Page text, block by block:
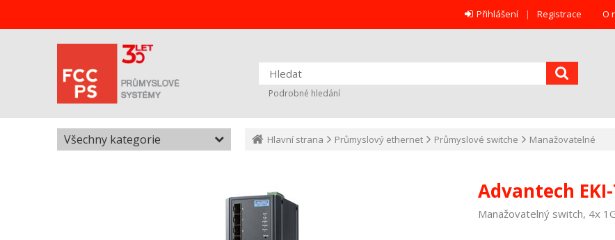
O
Přihlášení Registrace
Podrobné hledání
Všechny kategorie Hlavní strana Průmyslový ethernet Průmyslové switche Manažovatelné
Advantech EKI-
Manažovatelný switch, 4x